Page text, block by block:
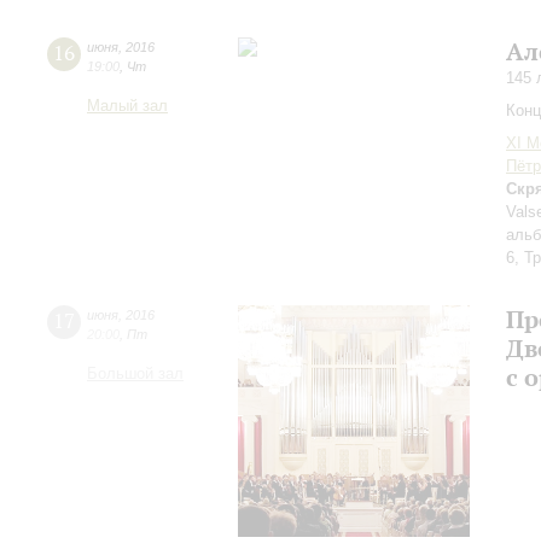
16 июня 2016
19:00 Чт
Малый зал
145
XI
6,
с